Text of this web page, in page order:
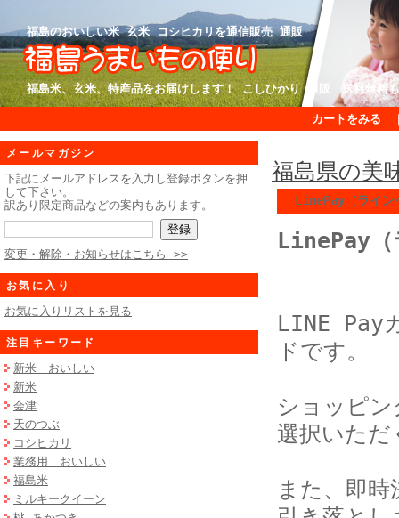
福島のおいしい米 玄米 コシヒカリを通信販売 通販
福島米、玄米、特産品をお届けします！ こしひかり 通販 送料無料
カートをみる
メールマガジン
下記にメールアドレスを入力し登録ボタンを押
して下さい。
訳あり限定商品などの案内もあります。
変更・解除・お知らせはこちら >>
お気に入り
お気に入りリストを見る
注目キーワード
新米 おいしい
新米
会津
天のつぶ
コシヒカリ
業務用 おいしい
福島米
ミルキークイーン
福島県の
LinePay（ライン
LinePay（
LINE Pay
ドです。
ショッピ
選択いただ
また、即